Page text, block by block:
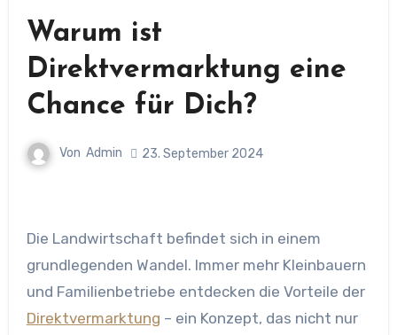
Warum ist
Direktvermarktung eine
Chance für Dich?
Von Admin 23. September 2024
Die Landwirtschaft befindet sich in einem
grundlegenden Wandel. Immer mehr Kleinbauern
und Familienbetriebe entdecken die Vorteile der
Direktvermarktung – ein Konzept, das nicht nur